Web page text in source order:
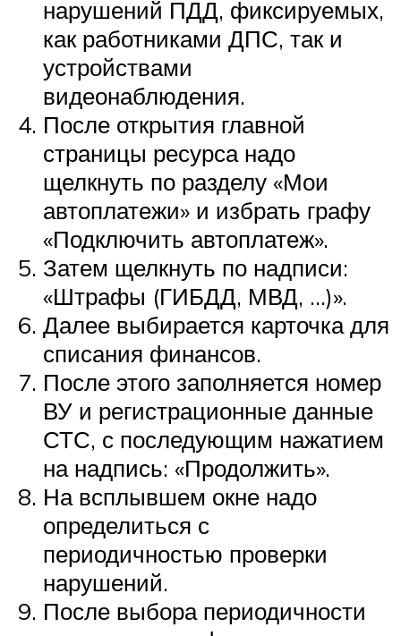
нарушений ПДД, фиксируемых,
как работниками ДПС, так и
устройствами
видеонаблюдения.
После открытия главной
страницы ресурса надо
щелкнуть по разделу «Мои
автоплатежи» и избрать графу
«Подключить автоплатеж».
Затем щелкнуть по надписи:
«Штрафы (ГИБДД, МВД, …)».
Далее выбирается карточка для
списания финансов.
После этого заполняется номер
ВУ и регистрационные данные
СТС, с последующим нажатием
на надпись: «Продолжить».
На всплывшем окне надо
определиться с
периодичностью проверки
нарушений.
После выбора периодичности